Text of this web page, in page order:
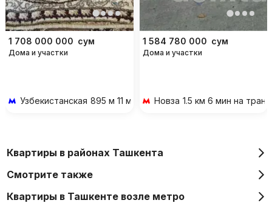
1 708 000 000 сум
Дома и участки
Узбекистанская 895 м 11 мин пешком
1 584 780 000 сум
Дома и участки
Новза 1.5 км 6 мин на
Квартиры в районах Ташкента
Смотрите также
Квартиры в Ташкенте возле метро